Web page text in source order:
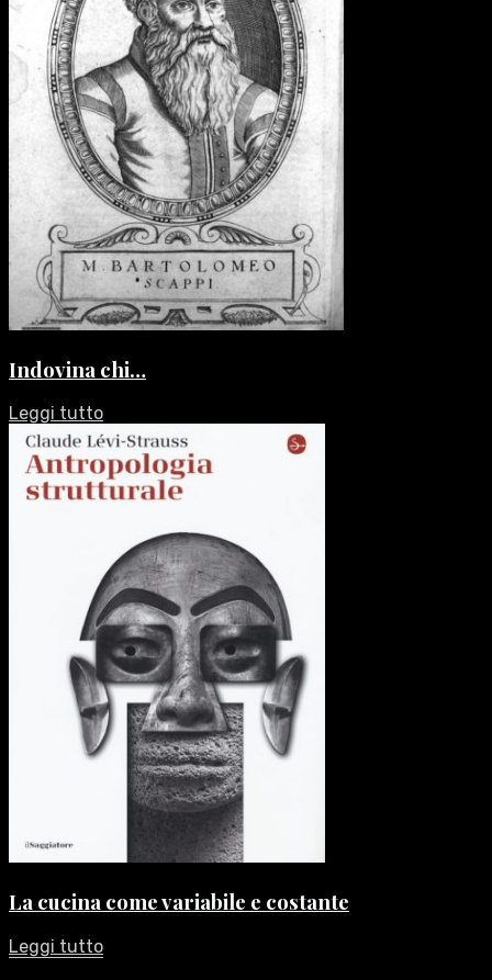
Indovina chi…
Leggi tutto
La cucina come variabile e costante
Leggi tutto